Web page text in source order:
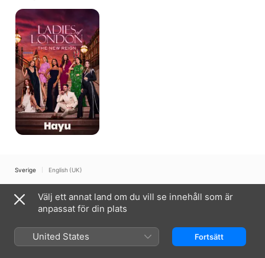
Ladies
of
London
Sverige English (UK)
Villkor för internettjänst
Apple TV och integritet
Välj ett annat land om du vill se innehåll som är
anpassat för din plats
United States Fortsätt